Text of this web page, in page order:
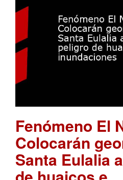
Fenómeno El
Colocarán
Santa Eulalia